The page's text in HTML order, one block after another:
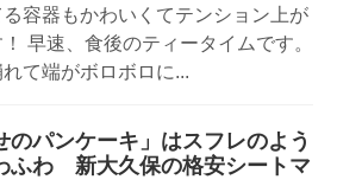
る容器もかわいくてテンション上が
！ 早速、食後のティータイムです。
て端がボロボロに...
のパンケーキ」はスフレのよう
ふわ 新大久保の格安シートマ